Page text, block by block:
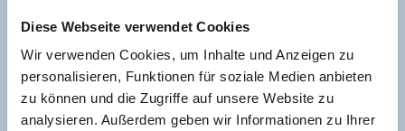
Diese Webseite verwendet Cookies
Wir verwenden Cookies, um Inhalte und Anzeigen zu
personalisieren, Funktionen für soziale Medien anbieten
zu können und die Zugriffe auf unsere Website zu
analysieren. Außerdem geben wir Informationen zu Ihrer